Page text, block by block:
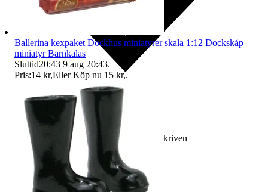
Ersättning om varan inte är som beskriven
Ballerina kexpaket Dockhus miniatyrer skala 1:12 Dockskåp
miniatyr Barnkalas
Sluttid20:43 9 aug 20:43.
Pris:14 kr,Eller Köp nu 15 kr,.